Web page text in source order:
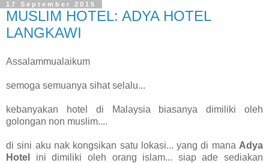
17 September 2015
MUSLIM HOTEL: ADYA HOTEL
LANGKAWI
Assalammualaikum
semoga semuanya sihat selalu...
kebanyakan hotel di Malaysia biasanya dimiliki oleh
golongan non muslim....
di sini aku nak kongsikan satu lokasi... yang di mana Adya
Hotel ini dimiliki oleh orang islam... siap ade sediakan